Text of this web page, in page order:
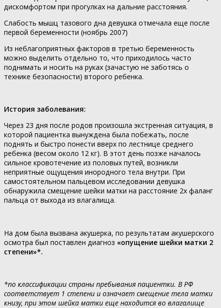
дискомфортом при прогулках на дальние расстояния.
Слабость мышц тазового дна девушка отмечала еще после
первой беременности (ноябрь 2007)
Из неблагоприятных факторов в третью беременность
можно выделить отдельно то, что приходилось часто
поднимать и носить на руках (зачастую не заботясь о
технике безопасности) второго ребенка.
История заболевания:
Через 23 дня после родов произошла экстренная ситуация, в
которой пациентка вынуждена была побежать, после
поднять и быстро понести вверх по лестнице среднего
ребенка (весом около 12 кг). В этот день позже началось
сильное кровотечение из половых путей, возникли
неприятные ощущения инородного тела внутри. При
самостоятельном пальцевом исследовании девушка
обнаружила смещение шейки матки на расстояние 2х фаланг
пальца от выхода из влагалища.
На дом была вызвана акушерка, по результатам акушерского
осмотра был поставлен диагноз «опущение шейки матки 2
степени»*.
*по классификации страны пребывания пациентки. В РФ
соответствует 1 степени и означает смещение тела матки
книзу, при этом шейка матки еще находится во влагалище